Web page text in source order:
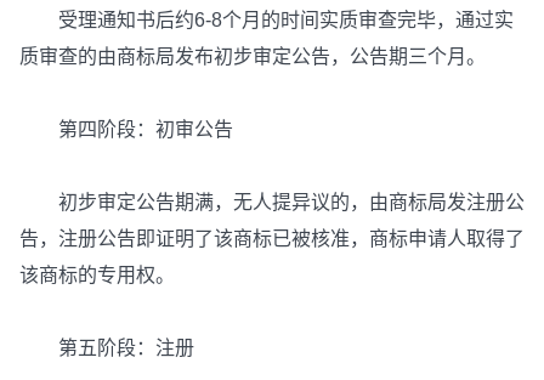
受理通知书后约6-8个月的时间实质审查完毕，通过实
质审查的由商标局发布初步审定公告，公告期三个月。
第四阶段：初审公告
初步审定公告期满，无人提异议的，由商标局发注册公
告，注册公告即证明了该商标已被核准，商标申请人取得了
该商标的专用权。
第五阶段：注册